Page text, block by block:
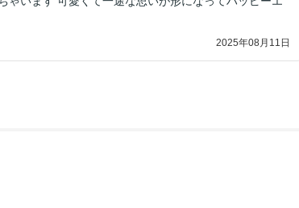
2025年08月11日